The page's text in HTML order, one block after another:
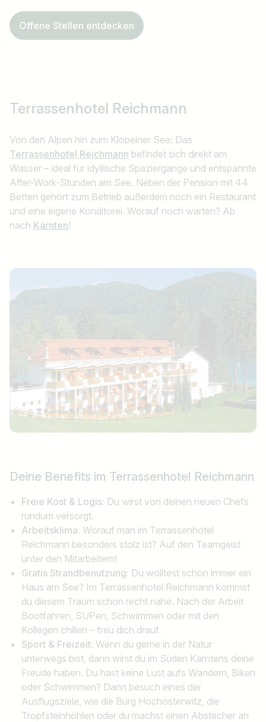
Offene Stellen entdecken
Terrassenhotel Reichmann
Von den Alpen hin zum Klopeiner See: Das
Terrassenhotel Reichmann befindet sich direkt am
Wasser – ideal für idyllische Spaziergänge und entspannte
After-Work-Stunden am See. Neben der Pension mit 44
Betten gehört zum Betrieb außerdem noch ein Restaurant
und eine eigene Konditorei. Worauf noch warten? Ab
nach Kärnten!
Deine Benefits im Terrassenhotel Reichmann
Freie Kost & Logis: Du wirst von deinen neuen Chefs
rundum versorgt.
Arbeitsklima: Worauf man im Terrassenhotel
Reichmann besonders stolz ist? Auf den Teamgeist
unter den Mitarbeitern!
Gratis Strandbenutzung: Du wolltest schon immer ein
Haus am See? Im Terrassenhotel Reichmann kommst
du diesem Traum schon recht nahe. Nach der Arbeit
Bootfahren, SUPen, Schwimmen oder mit den
Kollegen chillen – freu dich drauf.
Sport & Freizeit: Wenn du gerne in der Natur
unterwegs bist, dann wirst du im Süden Kärntens deine
Freude haben. Du hast keine Lust aufs Wandern, Biken
oder Schwimmen? Dann besuch eines der
Ausflugsziele, wie die Burg Hochosterwitz, die
Tropfsteinhöhlen oder du machst einen Abstecher an
z.B. Österreich
Land / Bundesland
Jobs finden